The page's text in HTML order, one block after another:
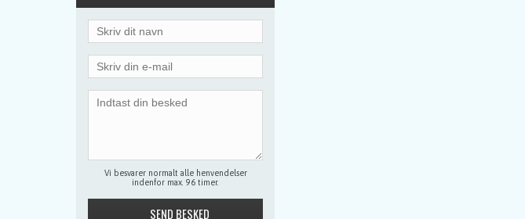
Vi besvarer normalt alle henvendelser
indenfor max. 96 timer.